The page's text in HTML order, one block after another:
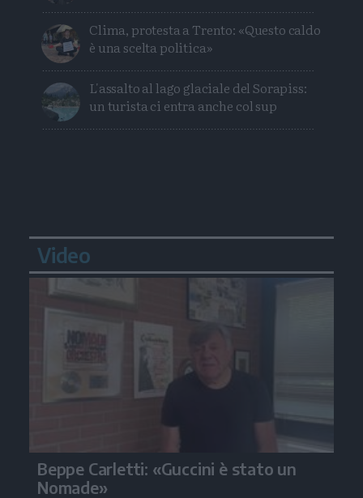
Clima, protesta a Trento: «Questo caldo
è una scelta politica»
L'assalto al lago glaciale del Sorapiss:
un turista ci entra anche col sup
Video
Beppe Carletti: «Guccini è stato un
Nomade»